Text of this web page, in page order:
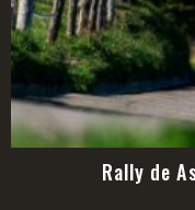
Rally de